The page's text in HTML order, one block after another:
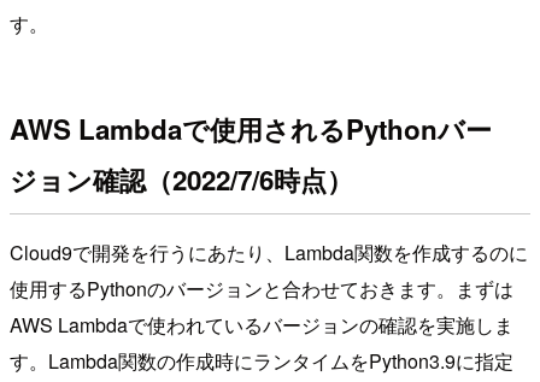
す。
AWS Lambdaで使用されるPythonバー
ジョン確認（2022/7/6時点）
Cloud9で開発を行うにあたり、Lambda関数を作成するのに
使用するPythonのバージョンと合わせておきます。まずは
AWS Lambdaで使われているバージョンの確認を実施しま
す。Lambda関数の作成時にランタイムをPython3.9に指定